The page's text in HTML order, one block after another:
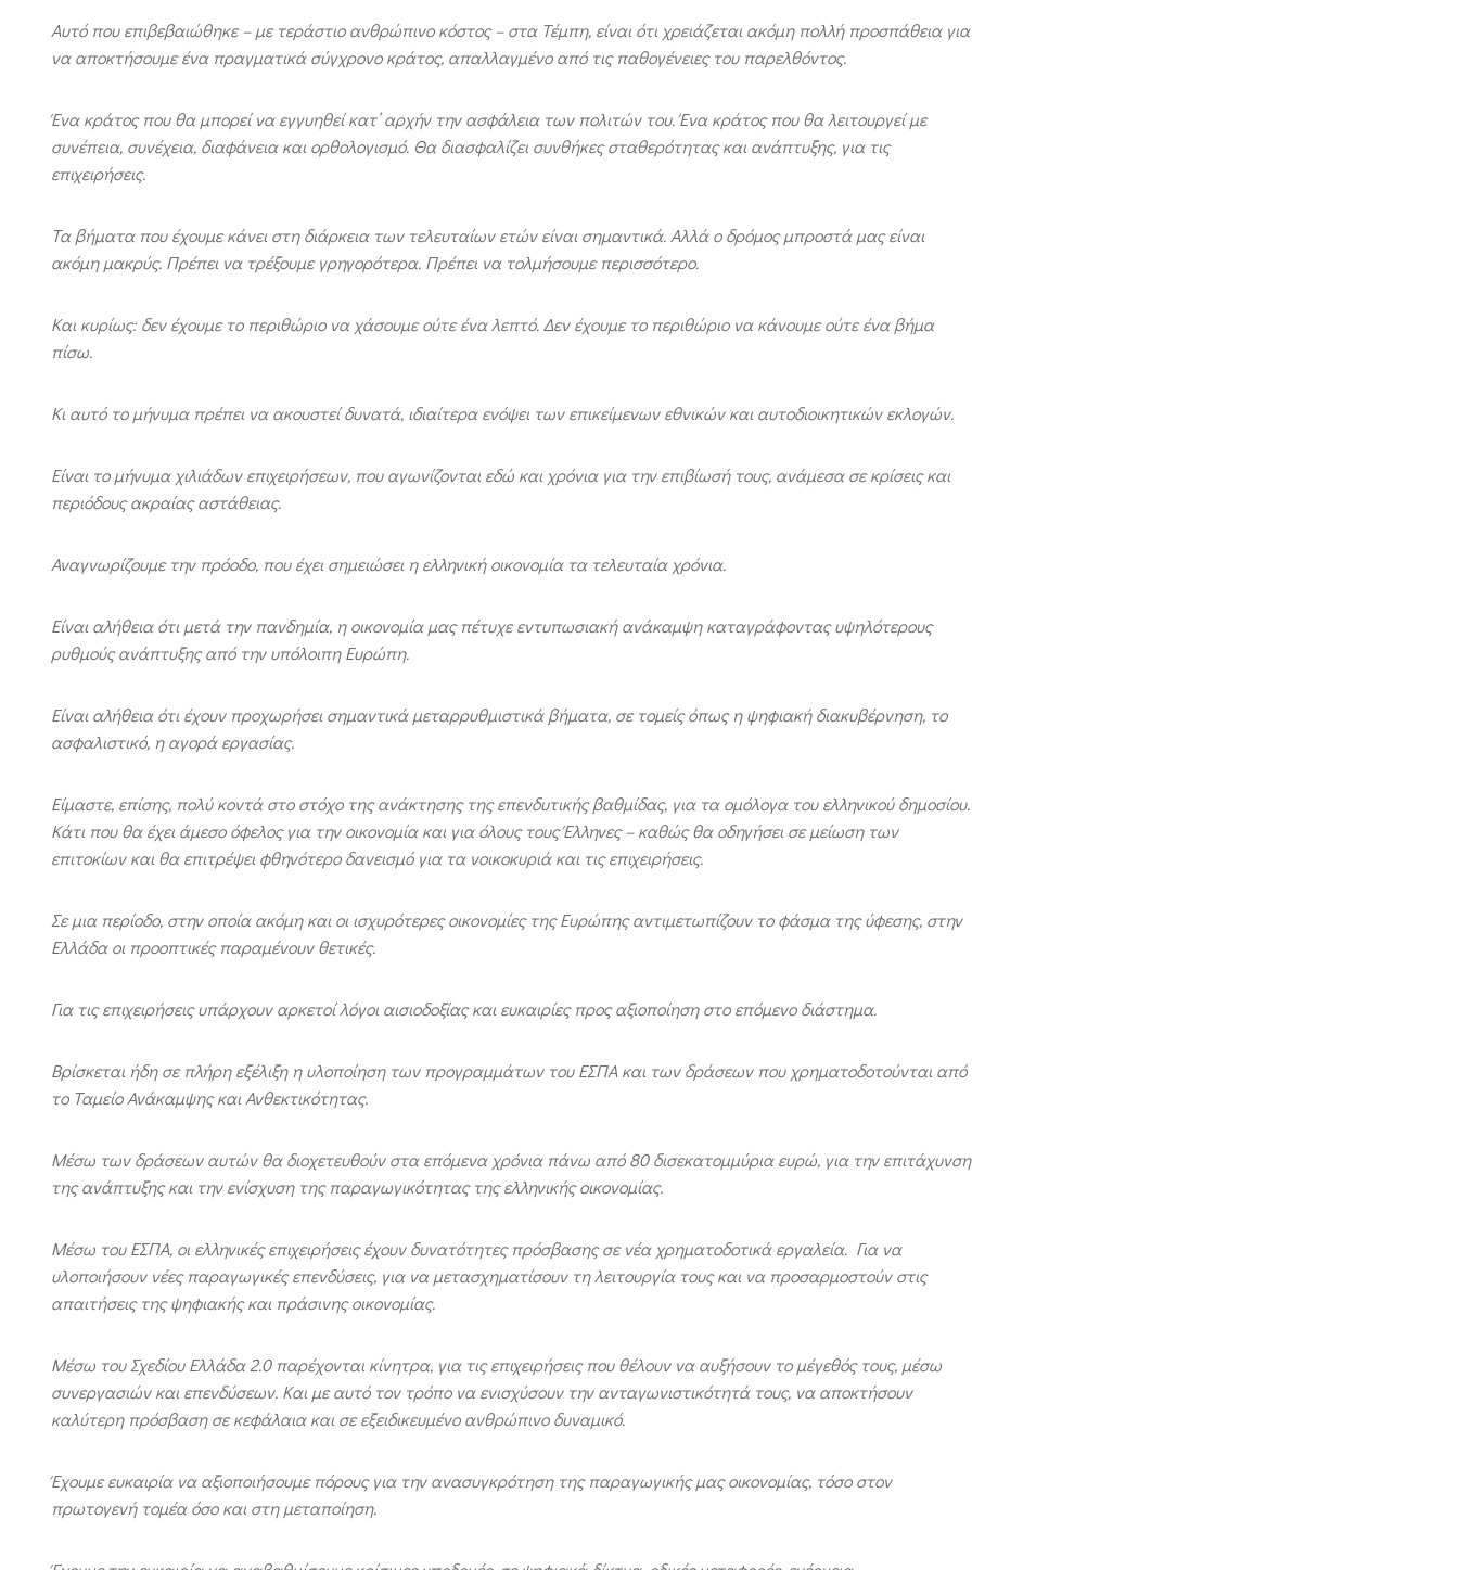
Αυτό που επιβεβαιώθηκε – με τεράστιο ανθρώπινο κόστος – στα Τέμπη, είναι ότι χρειάζεται ακόμη πολλή προσπάθεια για
να αποκτήσουμε ένα πραγματικά σύγχρονο κράτος, απαλλαγμένο από τις παθογένειες του παρελθόντος.
Ένα κράτος που θα μπορεί να εγγυηθεί κατ’ αρχήν την ασφάλεια των πολιτών του. Ένα κράτος που θα λειτουργεί με
συνέπεια, συνέχεια, διαφάνεια και ορθολογισμό. Θα διασφαλίζει συνθήκες σταθερότητας και ανάπτυξης, για τις
επιχειρήσεις.
Τα βήματα που έχουμε κάνει στη διάρκεια των τελευταίων ετών είναι σημαντικά. Αλλά ο δρόμος μπροστά μας είναι
ακόμη μακρύς. Πρέπει να τρέξουμε γρηγορότερα. Πρέπει να τολμήσουμε περισσότερο.
Και κυρίως: δεν έχουμε το περιθώριο να χάσουμε ούτε ένα λεπτό. Δεν έχουμε το περιθώριο να κάνουμε ούτε ένα βήμα
πίσω.
Κι αυτό το μήνυμα πρέπει να ακουστεί δυνατά, ιδιαίτερα ενόψει των επικείμενων εθνικών και αυτοδιοικητικών εκλογών.
Είναι το μήνυμα χιλιάδων επιχειρήσεων, που αγωνίζονται εδώ και χρόνια για την επιβίωσή τους, ανάμεσα σε κρίσεις και
περιόδους ακραίας αστάθειας.
Αναγνωρίζουμε την πρόοδο, που έχει σημειώσει η ελληνική οικονομία τα τελευταία χρόνια.
Είναι αλήθεια ότι μετά την πανδημία, η οικονομία μας πέτυχε εντυπωσιακή ανάκαμψη καταγράφοντας υψηλότερους
ρυθμούς ανάπτυξης από την υπόλοιπη Ευρώπη.
Είναι αλήθεια ότι έχουν προχωρήσει σημαντικά μεταρρυθμιστικά βήματα, σε τομείς όπως η ψηφιακή διακυβέρνηση, το
ασφαλιστικό, η αγορά εργασίας.
Είμαστε, επίσης, πολύ κοντά στο στόχο της ανάκτησης της επενδυτικής βαθμίδας, για τα ομόλογα του ελληνικού δημοσίου.
Κάτι που θα έχει άμεσο όφελος για την οικονομία και για όλους τους Έλληνες – καθώς θα οδηγήσει σε μείωση των
επιτοκίων και θα επιτρέψει φθηνότερο δανεισμό για τα νοικοκυριά και τις επιχειρήσεις.
Σε μια περίοδο, στην οποία ακόμη και οι ισχυρότερες οικονομίες της Ευρώπης αντιμετωπίζουν το φάσμα της ύφεσης, στην
Ελλάδα οι προοπτικές παραμένουν θετικές.
Για τις επιχειρήσεις υπάρχουν αρκετοί λόγοι αισιοδοξίας και ευκαιρίες προς αξιοποίηση στο επόμενο διάστημα.
Βρίσκεται ήδη σε πλήρη εξέλιξη η υλοποίηση των προγραμμάτων του ΕΣΠΑ και των δράσεων που χρηματοδοτούνται από
το Ταμείο Ανάκαμψης και Ανθεκτικότητας.
Μέσω των δράσεων αυτών θα διοχετευθούν στα επόμενα χρόνια πάνω από 80 δισεκατομμύρια ευρώ, για την επιτάχυνση
της ανάπτυξης και την ενίσχυση της παραγωγικότητας της ελληνικής οικονομίας.
Μέσω του ΕΣΠΑ, οι ελληνικές επιχειρήσεις έχουν δυνατότητες πρόσβασης σε νέα χρηματοδοτικά εργαλεία. Για να
υλοποιήσουν νέες παραγωγικές επενδύσεις, για να μετασχηματίσουν τη λειτουργία τους και να προσαρμοστούν στις
απαιτήσεις της ψηφιακής και πράσινης οικονομίας.
Μέσω του Σχεδίου Ελλάδα 2.0 παρέχονται κίνητρα, για τις επιχειρήσεις που θέλουν να αυξήσουν το μέγεθός τους, μέσω
συνεργασιών και επενδύσεων. Και με αυτό τον τρόπο να ενισχύσουν την ανταγωνιστικότητά τους, να αποκτήσουν
καλύτερη πρόσβαση σε κεφάλαια και σε εξειδικευμένο ανθρώπινο δυναμικό.
Έχουμε ευκαιρία να αξιοποιήσουμε πόρους για την ανασυγκρότηση της παραγωγικής μας οικονομίας, τόσο στον
πρωτογενή τομέα όσο και στη μεταποίηση.